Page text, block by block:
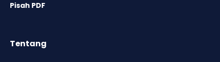
Pisah PDF
Tentang